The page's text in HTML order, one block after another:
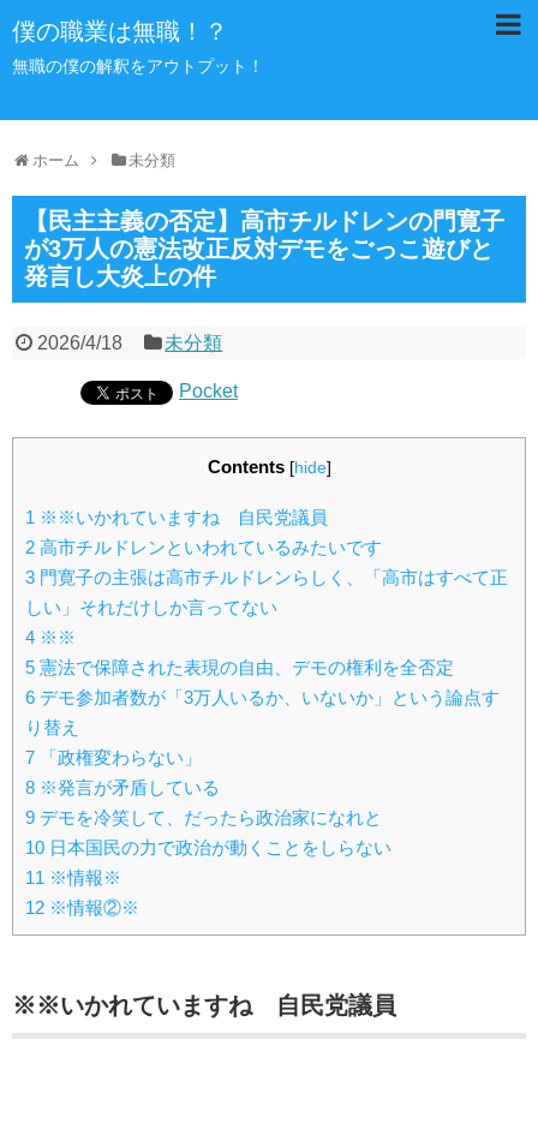
僕の職業は無職！？
無職の僕の解釈をアウトプット！
ホーム 未分類
【民主主義の否定】高市チルドレンの門寛子
が3万人の憲法改正反対デモをごっこ遊びと
発言し大炎上の件
2026/4/18 未分類
Pocket
Contents [hide]
1 ※※いかれていますね 自民党議員
2 高市チルドレンといわれているみたいです
3 門寛子の主張は高市チルドレンらしく、「高市はすべて正
しい」それだけしか言ってない
4 ※※
5 憲法で保障された表現の自由、デモの権利を全否定
6 デモ参加者数が「3万人いるか、いないか」という論点す
り替え
7 「政権変わらない」
8 ※発言が矛盾している
9 デモを冷笑して、だったら政治家になれと
10 日本国民の力で政治が動くことをしらない
11 ※情報※
12 ※情報②※
※※いかれていますね 自民党議員